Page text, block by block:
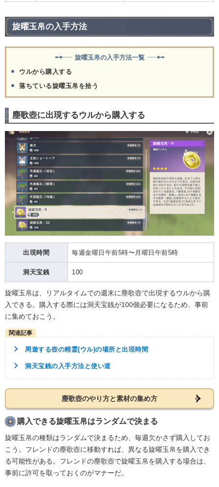
旋曜玉帛の入手方法
旋曜玉帛の入手方法一覧
ウルから購入する
落ちている旋曜玉帛を拾う
塵歌壺に出現するウルから購入する
出現時間 毎週金曜日午前5時〜月曜日午前5時
洞天宝銭 100
旋曜玉帛は、リアルタイムでの週末に塵歌壺で出現するウルから購
入できる。購入する際には洞天宝銭が100個必要になるため、事前
に集めておこう。
周遊する壺の精霊(ウル)の場所と出現時間
洞天宝銭の入手方法と使い道
塵歌壺のやり方と素材の集め方
購入できる旋曜玉帛はランダムで決まる
旋曜玉帛の種類はランダムで決まるため、毎週欠かさず購入してお
こう。フレンドの塵歌壺に移動すれば、異なる旋曜玉帛を購入でき
る可能性がある。フレンドの塵歌壺で旋曜玉帛を購入する場合は、
事前に許可を取っておくのがマナーだ。